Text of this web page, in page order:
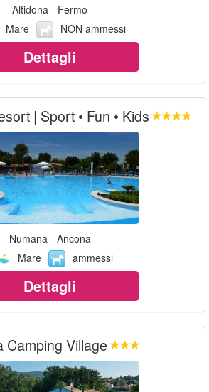
Altidona - Fermo
Mare
NON ammessi
Dettagli
| Sport • Fun • Kids
Numana - Ancona
Mare
ammessi
Dettagli
Camping Village